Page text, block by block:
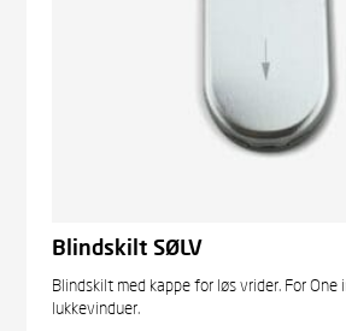
Blindskilt SØLV
Blindskilt med kappe for løs vrider. For One
lukkevinduer.